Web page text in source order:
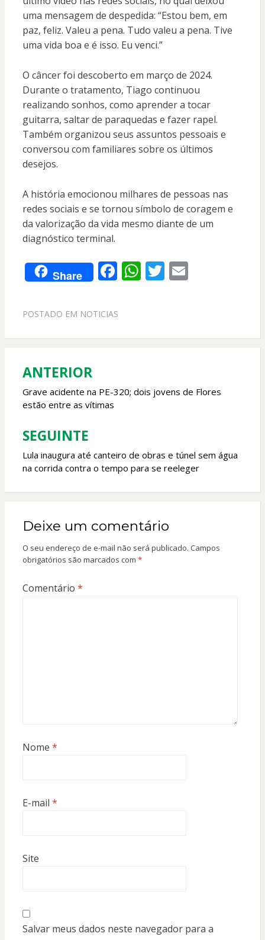
uma mensagem de despedida: “Estou bem, em
paz, feliz. Valeu a pena. Tudo valeu a pena. Tive
uma vida boa e é isso. Eu venci.”
O câncer foi descoberto em março de 2024.
Durante o tratamento, Tiago continuou
realizando sonhos, como aprender a tocar
guitarra, saltar de paraquedas e fazer rapel.
Também organizou seus assuntos pessoais e
conversou com familiares sobre os últimos
desejos.
A história emocionou milhares de pessoas nas
redes sociais e se tornou símbolo de coragem e
da valorização da vida mesmo diante de um
diagnóstico terminal.
Share F
e
o
k
W
A
p
T E
POSTADO EM NOTICIAS
Navegação
de
Post
ANTERIOR
Grave acidente na PE-320; dois jovens de Flores
estão entre as vítimas
SEGUINTE
Lula inaugura até canteiro de obras e túnel sem água
na corrida contra o tempo para se reeleger
Deixe um comentário
O seu endereço de e-mail não será publicado. Campos
obrigatórios são marcados com *
Comentário *
Nome *
E-mail *
Site
Salvar meus dados neste navegador para a